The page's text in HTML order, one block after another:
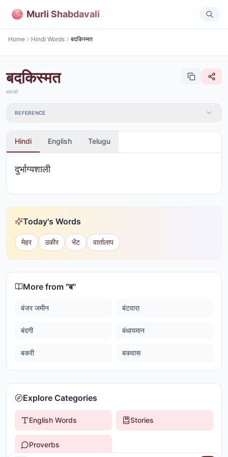
Murli Shabdavali
Home Hindi Words बदकिस्मत
बदकिस्मत
फ़ारसी
REFERENCE
Hindi English Telugu
दुर्भाग्यशाली
Today's Words
मेहर उकीर भेंट वार्तालाप
More from "ब"
बंजर जमीन बंटवारा
बंदगी बंधायमान
बकरी बकवास
Explore Categories
English Words Stories
Proverbs